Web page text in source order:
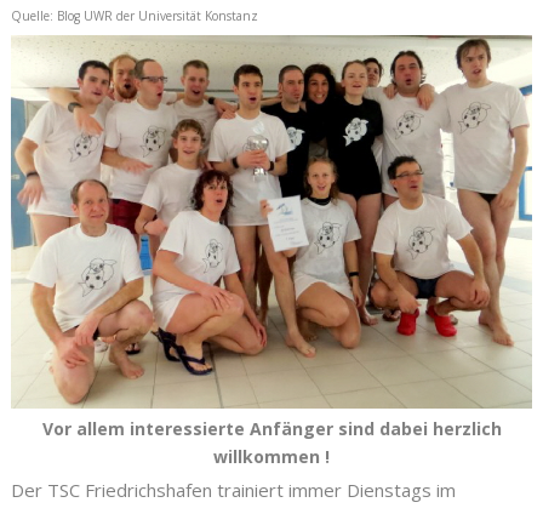
Quelle: Blog UWR der Universität Konstanz
Vor allem interessierte Anfänger sind dabei herzlich
willkommen !
Der TSC Friedrichshafen trainiert immer Dienstags im